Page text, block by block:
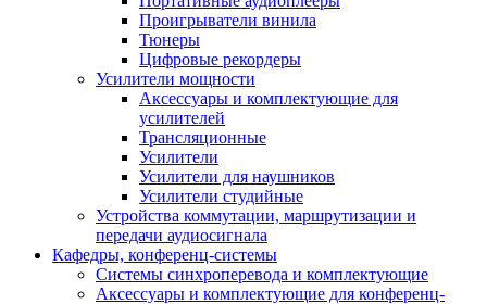
Проигрыватели винила
Тюнеры
Цифровые рекордеры
Усилители мощности
Аксессуары и комплектующие для
усилителей
Трансляционные
Усилители
Усилители для наушников
Усилители студийные
Устройства коммутации, маршрутизации и
передачи аудиосигнала
Кафедры, конференц-системы
Cистемы синхроперевода и комплектующие
Аксессуары и комплектующие для конференц-